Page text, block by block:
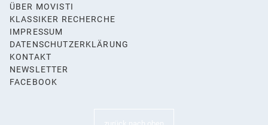
ÜBER MOVISTI
KLASSIKER RECHERCHE
IMPRESSUM
DATENSCHUTZERKLÄRUNG
KONTAKT
NEWSLETTER
FACEBOOK